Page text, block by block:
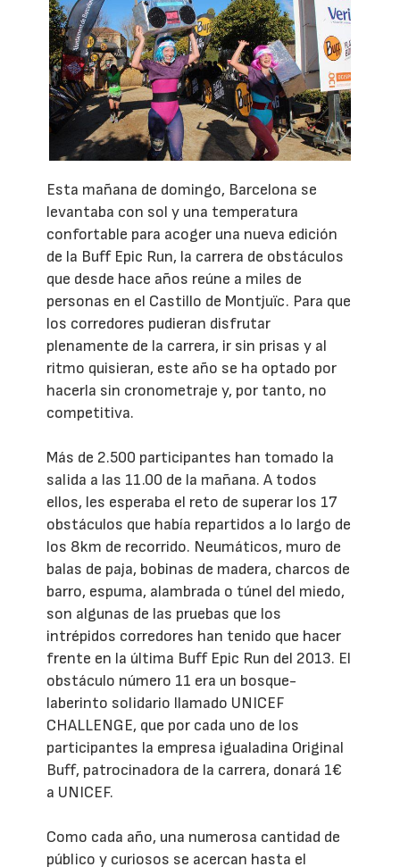
Esta mañana de domingo, Barcelona se
levantaba con sol y una temperatura
confortable para acoger una nueva edición
de la Buff Epic Run, la carrera de obstáculos
que desde hace años reúne a miles de
personas en el Castillo de Montjuïc. Para que
los corredores pudieran disfrutar
plenamente de la carrera, ir sin prisas y al
ritmo quisieran, este año se ha optado por
hacerla sin cronometraje y, por tanto, no
competitiva.
Más de 2.500 participantes han tomado la
salida a las 11.00 de la mañana. A todos
ellos, les esperaba el reto de superar los 17
obstáculos que había repartidos a lo largo de
los 8km de recorrido. Neumáticos, muro de
balas de paja, bobinas de madera, charcos de
barro, espuma, alambrada o túnel del miedo,
son algunas de las pruebas que los
intrépidos corredores han tenido que hacer
frente en la última Buff Epic Run del 2013. El
obstáculo número 11 era un bosque-
laberinto solidario llamado UNICEF
CHALLENGE, que por cada uno de los
participantes la empresa igualadina Original
Buff, patrocinadora de la carrera, donará 1€
a UNICEF.
Como cada año, una numerosa cantidad de
público y curiosos se acercan hasta el